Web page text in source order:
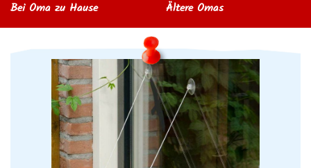
Bei Oma zu Hause
Ältere Omas